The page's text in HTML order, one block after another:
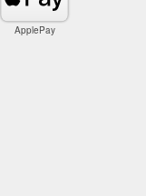
ApplePay